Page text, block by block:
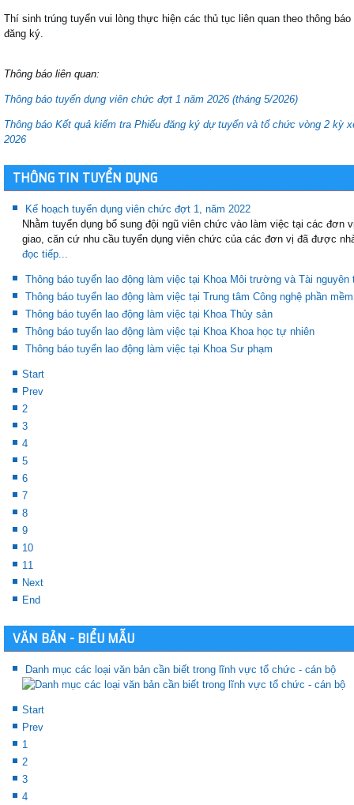
Thí sinh trúng tuyển vui lòng thực hiện các thủ tục liên quan theo thông
đăng ký.
Thông báo liên quan:
Thông báo tuyển dụng viên chức đợt 1 năm 2026 (tháng 5/2026)
Thông báo Kết quả kiểm tra Phiếu đăng ký dự tuyển và tổ chức vòng 2 kỳ
2026
THÔNG TIN TUYỂN DỤNG
Kế hoạch tuyển dụng viên chức đợt 1, năm 2022
Nhằm tuyển dụng bổ sung đội ngũ viên chức vào làm việc tại các
giao, căn cứ nhu cầu tuyển dụng viên chức của các đơn vị đã được
đọc tiếp...
Thông báo tuyển lao động làm việc tại Khoa Môi trường và Tài nguyên
Thông báo tuyển lao động làm việc tại Trung tâm Công nghệ phần mềm
Thông báo tuyển lao động làm việc tại Khoa Thủy sản
Thông báo tuyển lao động làm việc tại Khoa Khoa học tự nhiên
Thông báo tuyển lao động làm việc tại Khoa Sư phạm
Start
Prev
2
3
4
5
6
7
8
9
10
11
Next
End
VĂN BẢN - BIỂU MẪU
Danh mục các loại văn bản cần biết trong lĩnh vực tổ chức - cán bộ
Start
Prev
1
2
3
4